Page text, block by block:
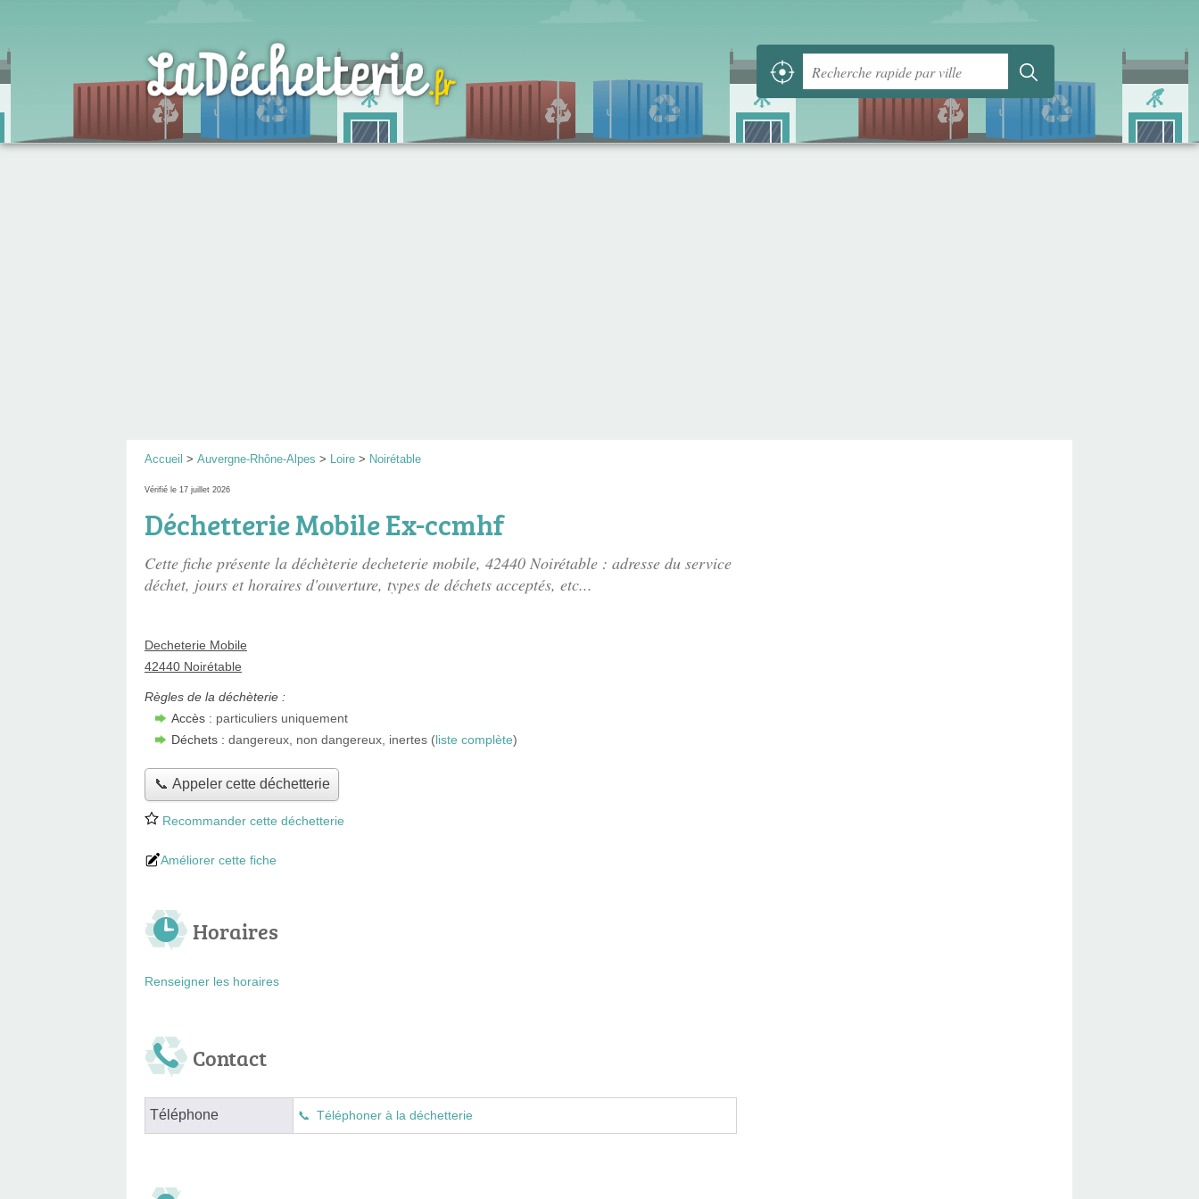
Accueil > Auvergne-Rhône-Alpes > Loire > Noirétable
Vérifié le 17 juillet 2026
Déchetterie Mobile Ex-ccmhf
Cette fiche présente la déchèterie decheterie mobile, 42440 Noirétable : adresse du service
déchet, jours et horaires d'ouverture, types de déchets acceptés, etc...
Decheterie Mobile
42440 Noirétable
Règles de la déchèterie :
Accès : particuliers uniquement
Déchets : dangereux, non dangereux, inertes (liste complète)
📞 Appeler cette déchetterie
Recommander cette déchetterie
Améliorer cette fiche
Horaires
Renseigner les horaires
Contact
Téléphone Téléphoner à la déchetterie